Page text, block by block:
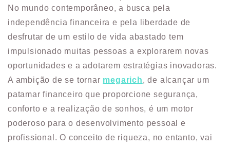
No mundo contemporâneo, a busca pela
independência financeira e pela liberdade de
desfrutar de um estilo de vida abastado tem
impulsionado muitas pessoas a explorarem novas
oportunidades e a adotarem estratégias inovadoras.
A ambição de se tornar megarich, de alcançar um
patamar financeiro que proporcione segurança,
conforto e a realização de sonhos, é um motor
poderoso para o desenvolvimento pessoal e
profissional. O conceito de riqueza, no entanto, vai